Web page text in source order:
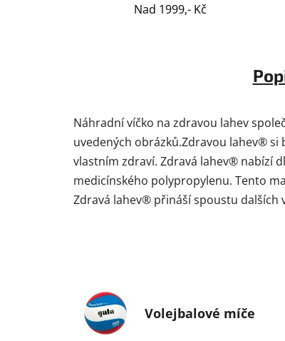
Nad 1999,- Kč
Náhradní víčko na zdravou lahev
uvedených obrázků.Zdravou lahev®
vlastním zdraví. Zdravá lahev® nabízí
medicínského polypropylenu. Tento
Zdravá lahev® přináší spoustu dalších
Volejbalové míče